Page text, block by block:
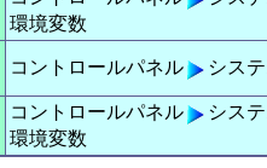
環境変数
コントロールパネル シス
コントロールパネル
シス
環境変数